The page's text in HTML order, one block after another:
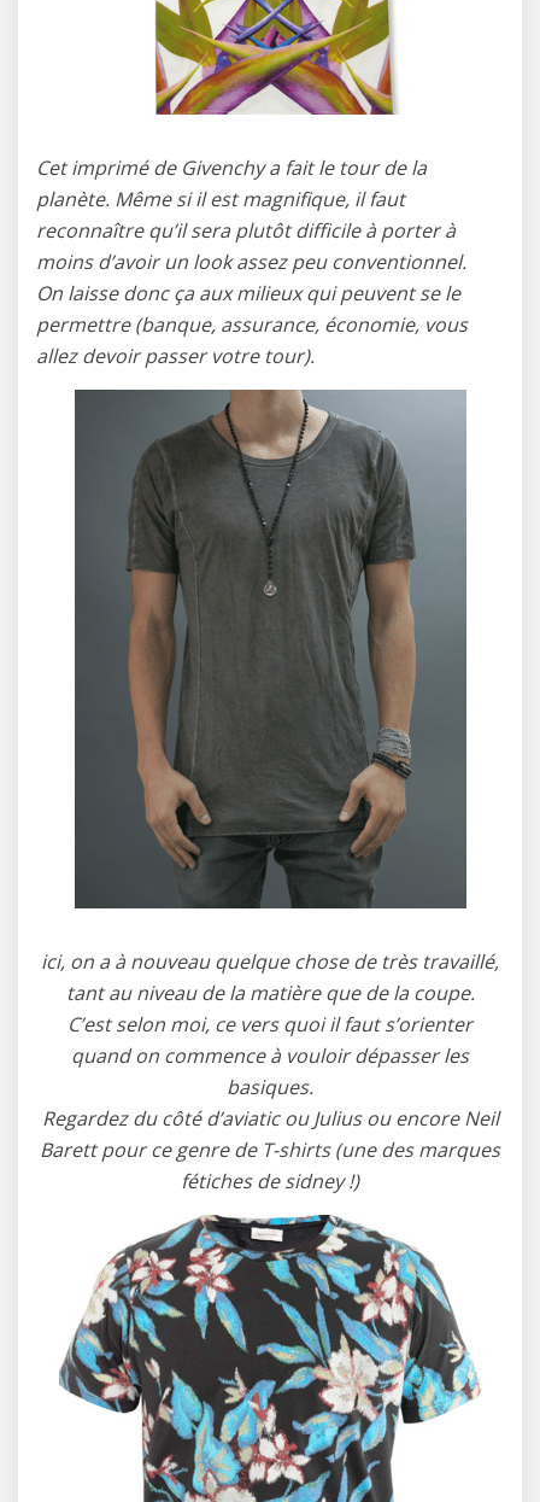
Cet imprimé de Givenchy a fait le tour de la
planète. Même si il est magnifique, il faut
reconnaître qu’il sera plutôt difficile à porter à
moins d’avoir un look assez peu conventionnel.
On laisse donc ça aux milieux qui peuvent se le
permettre (banque, assurance, économie, vous
allez devoir passer votre tour).
ici, on a à nouveau quelque chose de très travaillé,
tant au niveau de la matière que de la coupe.
C’est selon moi, ce vers quoi il faut s’orienter
quand on commence à vouloir dépasser les
basiques.
Regardez du côté d’aviatic ou Julius ou encore Neil
Barett pour ce genre de T-shirts (une des marques
fétiches de sidney !)